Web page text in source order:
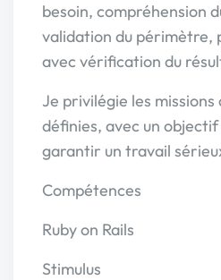
besoin, compréhension
validation du périmètre,
avec vérification du
Je privilégie les missions
définies, avec un
garantir un travail
Compétences
Ruby on Rails
Stimulus